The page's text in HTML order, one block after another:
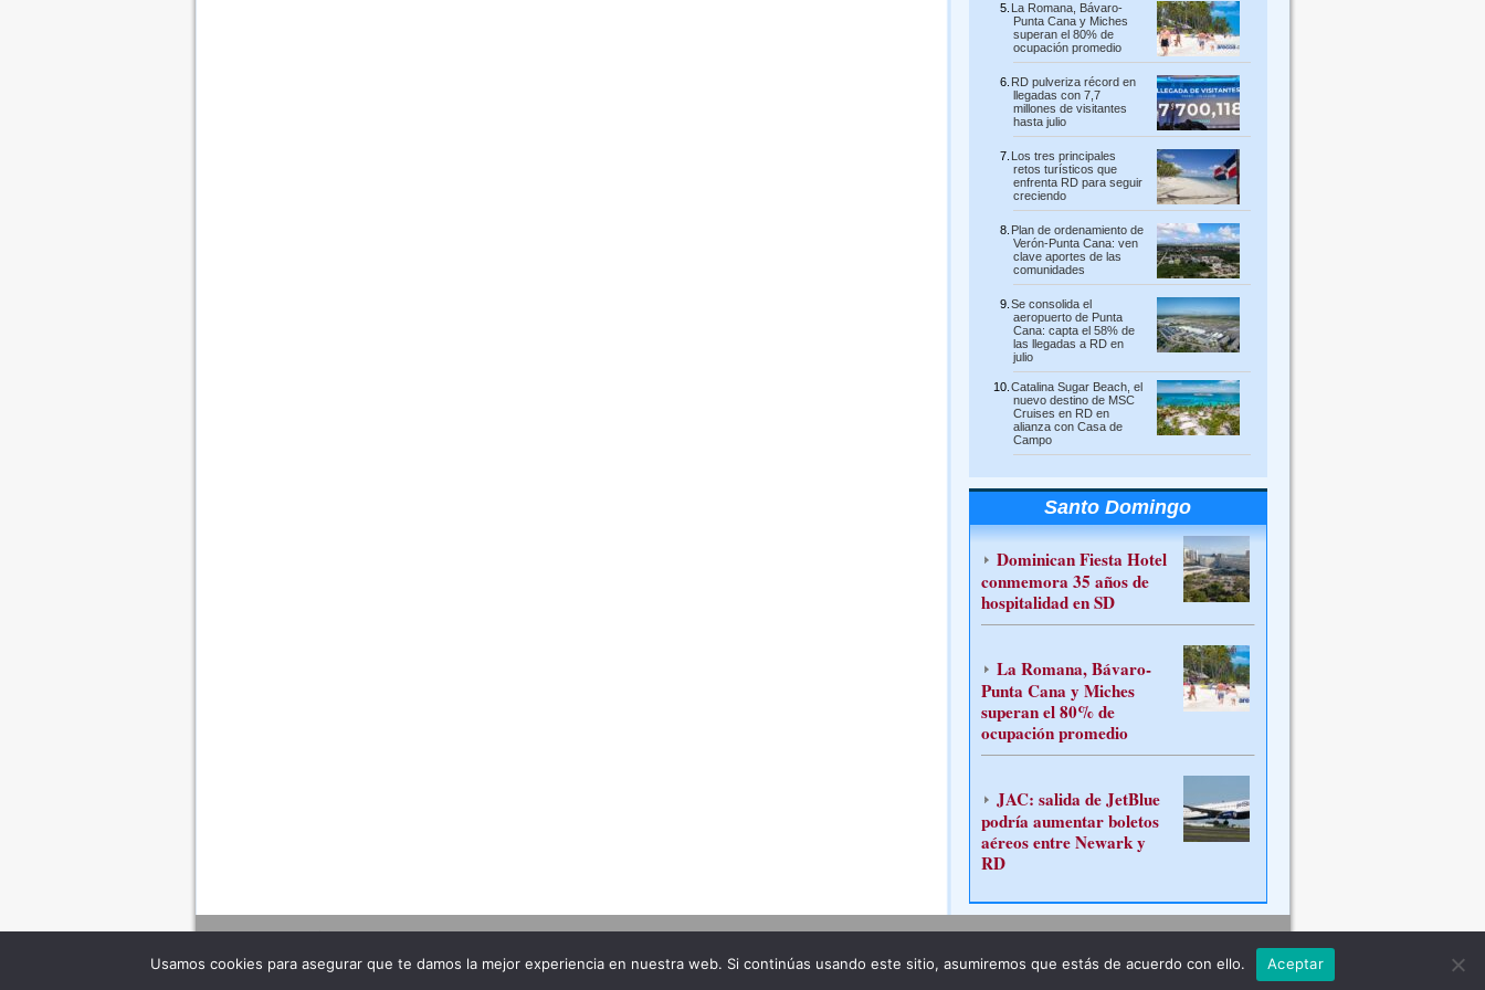
La Romana, Bávaro-
Punta Cana y Miches
superan el 80% de
ocupación promedio
RD pulveriza récord en
llegadas con 7,7
millones de visitantes
hasta julio
Los tres principales
retos turísticos que
enfrenta RD para seguir
creciendo
Plan de ordenamiento de
Verón-Punta Cana: ven
clave aportes de las
comunidades
Se consolida el
aeropuerto de Punta
Cana: capta el 58% de
las llegadas a RD en
julio
Catalina Sugar Beach, el
nuevo destino de MSC
Cruises en RD en
alianza con Casa de
Campo
Santo Domingo
Dominican Fiesta Hotel
conmemora 35 años de
hospitalidad en SD
La Romana, Bávaro-
Punta Cana y Miches
superan el 80% de
ocupación promedio
JAC: salida de JetBlue
podría aumentar boletos
aéreos entre Newark y
RD
Usamos cookies para asegurar que te damos la mejor experiencia en nuestra web. Si continúas usando este sitio, asumiremos que estás de acuerdo con ello. Aceptar